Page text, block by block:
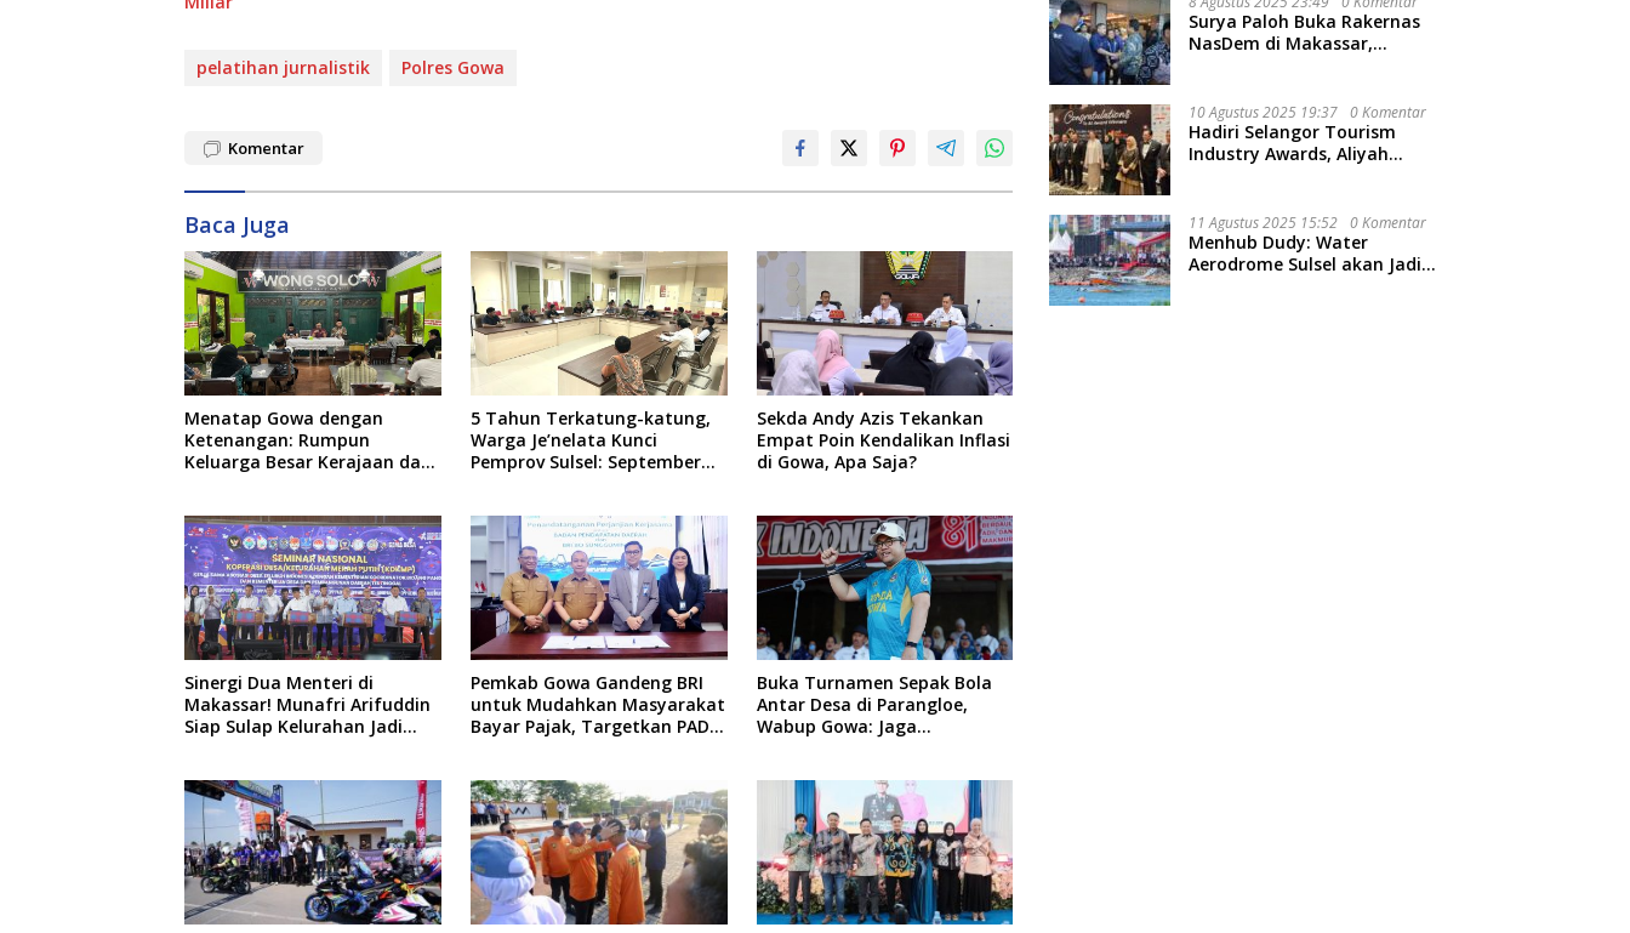
pelatihan jurnalistik Polres Gowa
Komentar
Baca Juga
Menatap Gowa dengan
Ketenangan: Rumpun
Keluarga Besar Kerajaan dan
Musyawarah, Ingatkan Soal
Adat dan Adab
5 Tahun Terkatung-katung,
Warga Je’nelata Kunci
Pemprov Sulsel: September
Sekda Andy Azis Tekankan
Empat Poin Kendalikan Inflasi
di Gowa, Apa Saja?
Sinergi Dua Menteri di
Makassar! Munafri Arifuddin
Siap Sulap Kelurahan Jadi
Pemkab Gowa Gandeng BRI
untuk Mudahkan Masyarakat
Bayar Pajak, Targetkan PAD
Buka Turnamen Sepak Bola
Antar Desa di Parangloe,
Wabup Gowa: Jaga
Surya Paloh Buka Rakernas
NasDem di Makassar,
10 Agustus 2025 19:37 0 Komentar
Hadiri Selangor Tourism
Industry Awards, Aliyah
11 Agustus 2025 15:52 0 Komentar
Menhub Dudy: Water
Aerodrome Sulsel akan Jadi